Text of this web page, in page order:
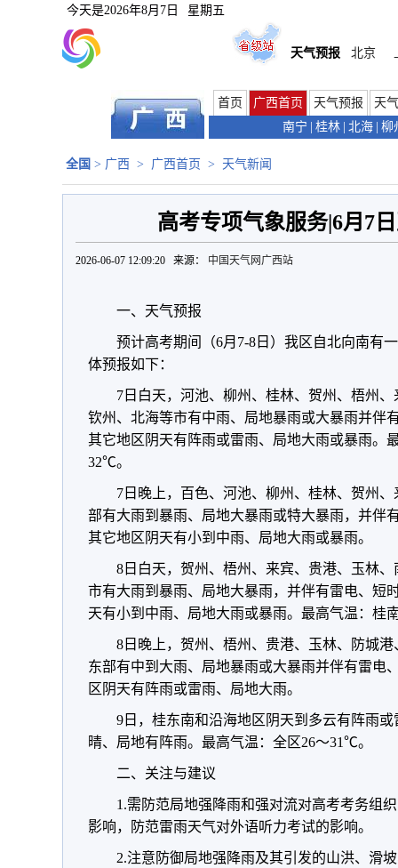
今天是2026年8月7日 星期五
天气预报 北京
首页 广西首页 天气预报
天
南宁
桂林 北海 柳
全国 > 广西 > 广西首页 > 天气新闻
高考专项气象服务|6月7
2026-06-07 12:09:20 来源： 中国天气网广西站
一、天气预报
预计高考期间（6月7-8日）我区自北向南有
体预报如下：
7日白天，河池、柳州、桂林、贺州、梧州
钦州、北海等市有中雨、局地暴雨或大暴雨并伴
其它地区阴天有阵雨或雷雨、局地大雨或暴雨。
32℃。
7日晚上，百色、河池、柳州、桂林、贺州
部有大雨到暴雨、局地大暴雨或特大暴雨，并伴
其它地区阴天有小到中雨、局地大雨或暴雨。
8日白天，贺州、梧州、来宾、贵港、玉林
市有大雨到暴雨、局地大暴雨，并伴有雷电、短
天有小到中雨、局地大雨或暴雨。最高气温：桂
8日晚上，贺州、梧州、贵港、玉林、防城
东部有中到大雨、局地暴雨或大暴雨并伴有雷电
区阴天有阵雨或雷雨、局地大雨。
9日，桂东南和沿海地区阴天到多云有阵雨
晴、局地有阵雨。最高气温：全区26～31℃。
二、关注与建议
1.需防范局地强降雨和强对流对高考考务组
影响，防范雷雨天气对外语听力考试的影响。
2.注意防御局地强降雨及其引发的山洪、滑